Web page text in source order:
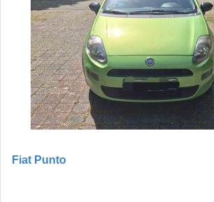
Fiat Punto